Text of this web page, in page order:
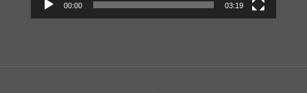
00:00 03:19